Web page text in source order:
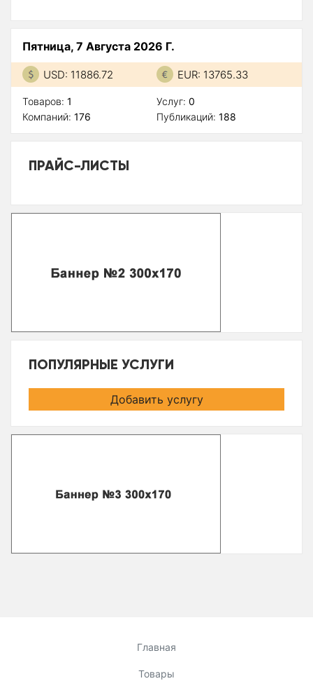
Пятница, 7 Августа 2026 Г.
USD: 11886.72 EUR: 13765.33
Товаров: 1
Компаний: 176
Услуг: 0
Публикаций: 188
ПРАЙС-ЛИСТЫ
ПОПУЛЯРНЫЕ УСЛУГИ
Добавить услугу
Главная
Товары